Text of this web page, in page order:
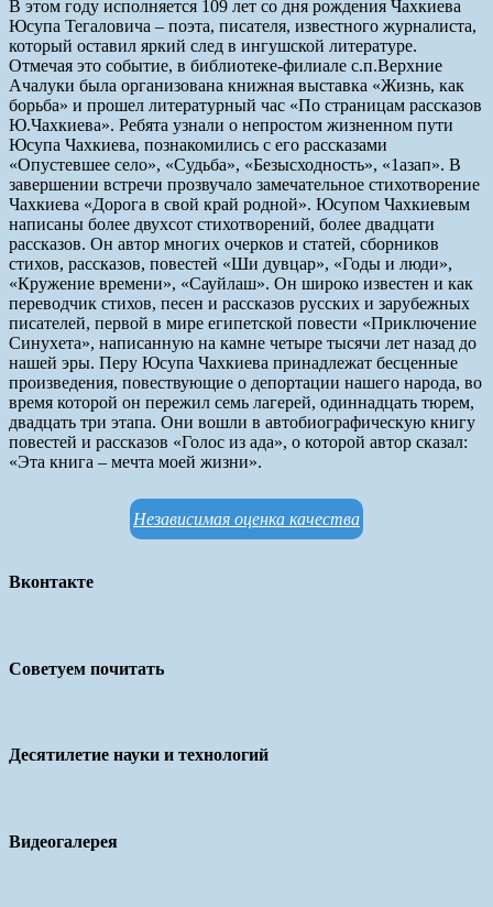
В этом году исполняется 109 лет со дня рождения Чахкиева
Юсупа Тегаловича – поэта, писателя, известного журналиста,
который оставил яркий след в ингушской литературе.
Отмечая это событие, в библиотеке-филиале с.п.Верхние
Ачалуки была организована книжная выставка «Жизнь, как
борьба» и прошел литературный час «По страницам рассказов
Ю.Чахкиева». Ребята узнали о непростом жизненном пути
Юсупа Чахкиева, познакомились с его рассказами
«Опустевшее село», «Судьба», «Безысходность», «1азап». В
завершении встречи прозвучало замечательное стихотворение
Чахкиева «Дорога в свой край родной». Юсупом Чахкиевым
написаны более двухсот стихотворений, более двадцати
рассказов. Он автор многих очерков и статей, сборников
стихов, рассказов, повестей «Ши дувцар», «Годы и люди»,
«Кружение времени», «Сауйлаш». Он широко известен и как
переводчик стихов, песен и рассказов русских и зарубежных
писателей, первой в мире египетской повести «Приключение
Синухета», написанную на камне четыре тысячи лет назад до
нашей эры. Перу Юсупа Чахкиева принадлежат бесценные
произведения, повествующие о депортации нашего народа, во
время которой он пережил семь лагерей, одиннадцать тюрем,
двадцать три этапа. Они вошли в автобиографическую книгу
повестей и рассказов «Голос из ада», о которой автор сказал:
«Эта книга – мечта моей жизни».
Независимая оценка качества
Вконтакте
Советуем почитать
Десятилетие науки и технологий
Видеогалерея